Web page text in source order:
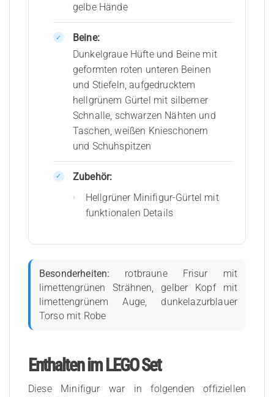
gelbe Hände
Beine:
Dunkelgraue Hüfte und Beine mit
geformten roten unteren Beinen
und Stiefeln, aufgedrucktem
hellgrünem Gürtel mit silberner
Schnalle, schwarzen Nähten und
Taschen, weißen Knieschonern
und Schuhspitzen
Zubehör:
Hellgrüner Minifigur-Gürtel mit
funktionalen Details
Besonderheiten: rotbraune Frisur mit
limettengrünen Strähnen, gelber Kopf mit
limettengrünem Auge, dunkelazurblauer
Torso mit Robe
Enthalten im LEGO Set
Diese Minifigur war in folgenden offiziellen